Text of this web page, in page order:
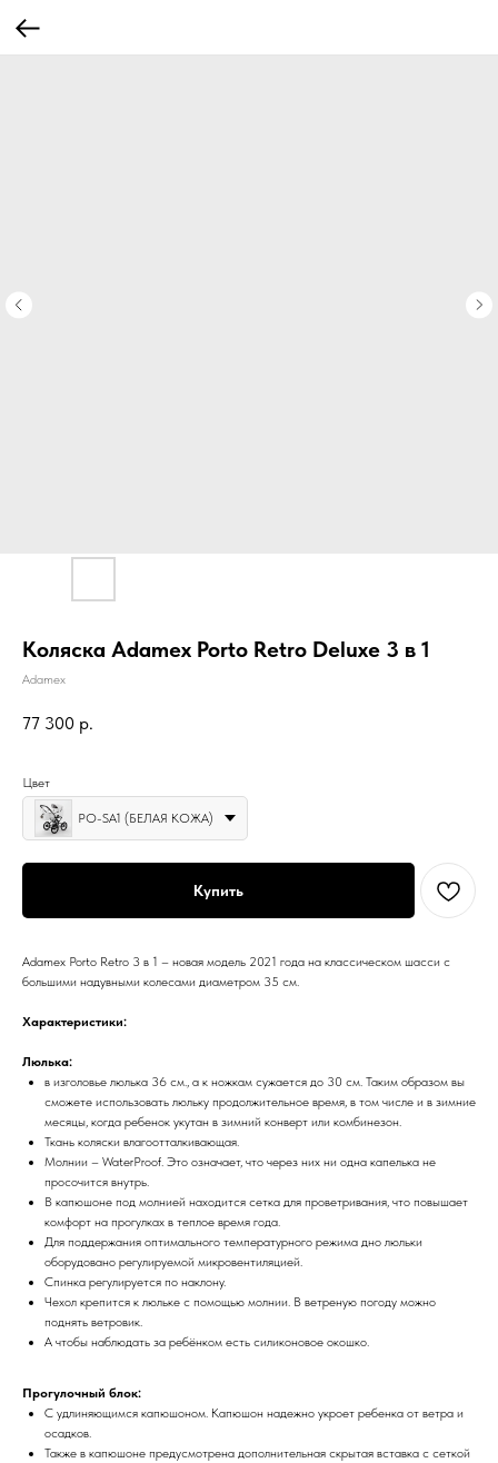
Коляска Adamex Porto Retro Deluxe 3 в 1
Adamex
77 300 р.
Цвет
PO-SA1 (БЕЛАЯ КОЖА)
Купить
Adamex Porto Retro 3 в 1 – новая модель 2021 года на классическом шасси с
большими надувными колесами диаметром 35 см.
Характеристики:
Люлька:
в изголовье люлька 36 см., а к ножкам сужается до 30 см. Таким образом вы
сможете использовать люльку продолжительное время, в том числе и в зимние
месяцы, когда ребенок укутан в зимний конверт или комбинезон.
Ткань коляски влагоотталкивающая.
Молнии – WaterProof. Это означает, что через них ни одна капелька не
просочится внутрь.
В капюшоне под молнией находится сетка для проветривания, что повышает
комфорт на прогулках в теплое время года.
Для поддержания оптимального температурного режима дно люльки
оборудовано регулируемой микровентиляцией.
Спинка регулируется по наклону.
Чехол крепится к люльке с помощью молнии. В ветреную погоду можно
поднять ветровик.
А чтобы наблюдать за ребёнком есть силиконовое окошко.
Прогулочный блок:
С удлиняющимся капюшоном. Капюшон надежно укроет ребенка от ветра и
осадков.
Также в капюшоне предусмотрена дополнительная скрытая вставка с сеткой